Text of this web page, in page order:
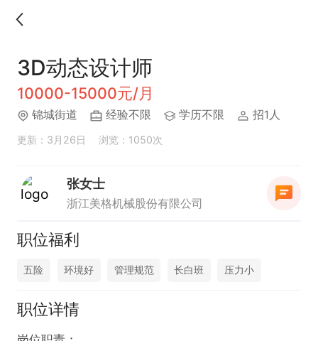
3D动态设计师
10000-15000元/月
锦城街道 经验不限 学历不限 招1人
更新：3月26日 浏览：1050次
张女士
浙江美格机械股份有限公司
职位福利
五险 环境好 管理规范 长白班 压力小
职位详情